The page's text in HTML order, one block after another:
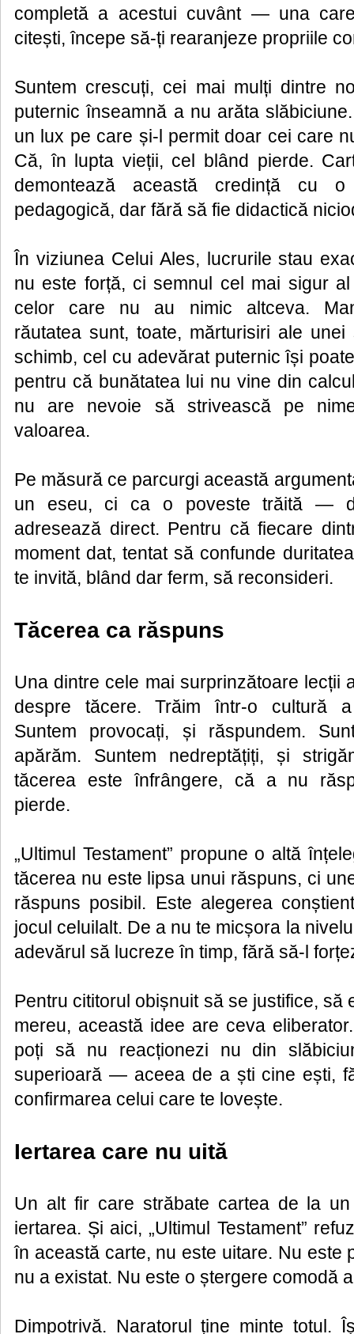
completă a acestui cuvânt — una
citești, începe să-ți rearanjeze propriile
Suntem crescuți, cei mai mulți dintre
puternic înseamnă a nu arăta
un lux pe care și-l permit doar cei care
Că, în lupta vieții, cel blând pierde.
demontează această credință cu o
pedagogică, dar fără să fie didactică
În viziunea Celui Ales, lucrurile stau
nu este forță, ci semnul cel mai sigur
celor care nu au nimic altceva.
răutatea sunt, toate, mărturisiri ale
schimb, cel cu adevărat puternic își
pentru că bunătatea lui nu vine din
nu are nevoie să strivească pe
valoarea.
Pe măsură ce parcurgi această
un eseu, ci ca o poveste trăită —
adresează direct. Pentru că fiecare
moment dat, tentat să confunde
te invită, blând dar ferm, să reconsideri.
Tăcerea ca răspuns
Una dintre cele mai surprinzătoare lecții
despre tăcere. Trăim într-o cultură
Suntem provocați, și răspundem.
apărăm. Suntem nedreptățiți, și
tăcerea este înfrângere, că a nu
pierde.
„Ultimul Testament” propune o altă
tăcerea nu este lipsa unui răspuns, ci
răspuns posibil. Este alegerea
jocul celuilalt. De a nu te micșora la
adevărul să lucreze în timp, fără să-l
Pentru cititorul obișnuit să se justifice, să
mereu, această idee are ceva
poți să nu reacționezi nu din
superioară — aceea de a ști cine ești,
confirmarea celui care te lovește.
Iertarea care nu uită
Un alt fir care străbate cartea de la
iertarea. Și aici, „Ultimul Testament”
în această carte, nu este uitare. Nu este
nu a existat. Nu este o ștergere comodă
Dimpotrivă. Naratorul ține minte totul.